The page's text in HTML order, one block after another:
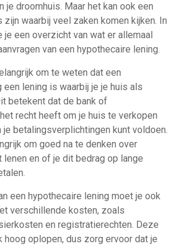
je droomhuis. Maar het kan ook een
waarbij veel zaken komen kijken. In
een overzicht van wat er allemaal
van een hypothecaire lening.
om te weten dat een
een lening is waarbij je je huis als
betekent dat de bank of
recht heeft om je huis te verkopen
je betalingsverplichtingen kunt voldoen.
om goed na te denken over
en of je dit bedrag op lange
een hypothecaire lening moet je ook
verschillende kosten, zoals
en registratierechten. Deze
hoog oplopen, dus zorg ervoor dat je